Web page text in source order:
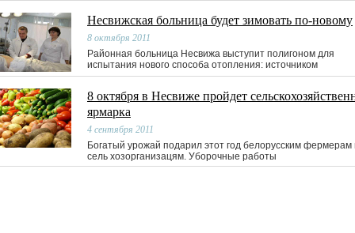
Несвижская больница будет зимовать по-новому
8 октября 2011
Районная больница Несвижа выступит полигоном для
испытания нового способа отопления: источником
8 октября в Несвиже пройдет
ярмарка
4 сентября 2011
Богатый урожай подарил этот год белорусским фермерам
сель хозорганизацям. Уборочные работы